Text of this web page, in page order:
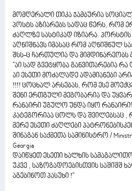
მომღერალი თიკა ჯამბურია
პოსტს აზიარებს სადაც წერს, რომ
ძაღლზე სასტიკად იზიარა.
აღნიშნავს იმასაც რომ აღნიშნულ
შსს-ც ჩართულია და მიმდინარეობს
"აი სად გვეტყობა განვითარებია
აი ესეთი მოძალადე ადამიანები
!!!! ცოცხალ არსებას, რომ ესე
შენი ერთგული მეგობარია და
რანაირი უგულო უნდა იყო
კატეგორიაა ცოლს და შვილებსაც ,
მერე ესეთი ძაღლები
შინაგან საქმეთა სამინისტრო /
Georgia
დაიწყეთ ესეთი ხალხის
უკვე , საზოგადოებისთვის საშიშშ
აგებინოთ პასუხი !"